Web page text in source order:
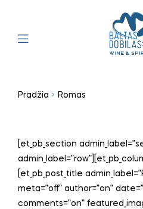
Pradžia Romas
[et_pb_section
[et_pb_post_title
meta=”off” author=”on”
comments=”on”